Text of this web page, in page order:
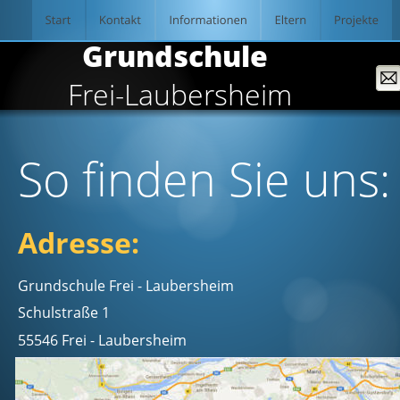
  Grundschule
Frei-Laubersheim
So finden Sie uns:
Adresse:
Grundschule Frei - Laubersheim
Schulstraße 1
55546 Frei - Laubersheim